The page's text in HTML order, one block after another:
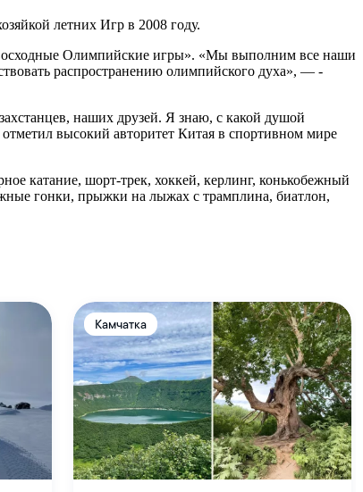
летних Игр в 2008 году.
Олимпийские игры». «Мы выполним все наши
распространению олимпийского духа», —
наших друзей. Я знаю, с какой душой
высокий авторитет Китая в спортивном мире
катание, шорт-трек, хоккей, керлинг, конькобежный
гонки, прыжки на лыжах с трамплина, биатлон,